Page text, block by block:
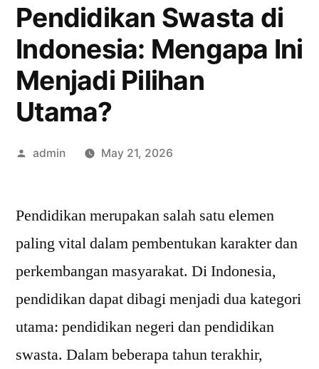
Pendidikan Swasta di
Indonesia: Mengapa Ini
Menjadi Pilihan
Utama?
Posted
admin May 21, 2026
Pendidikan merupakan salah satu elemen
paling vital dalam pembentukan karakter dan
perkembangan masyarakat. Di Indonesia,
pendidikan dapat dibagi menjadi dua kategori
utama: pendidikan negeri dan pendidikan
swasta. Dalam beberapa tahun terakhir,